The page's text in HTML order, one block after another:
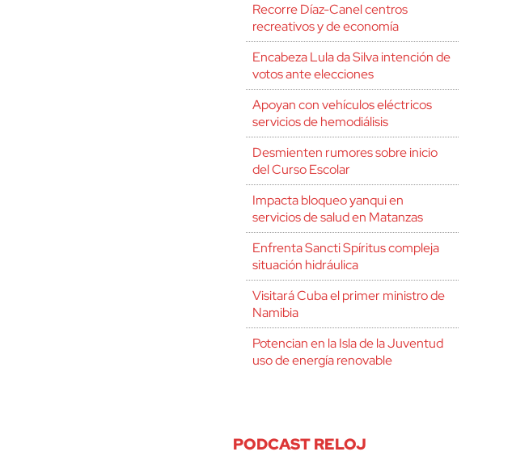
Recorre Díaz-Canel centros
recreativos y de economía
Encabeza Lula da Silva intención de
votos ante elecciones
Apoyan con vehículos eléctricos
servicios de hemodiálisis
Desmienten rumores sobre inicio
del Curso Escolar
Impacta bloqueo yanqui en
servicios de salud en Matanzas
Enfrenta Sancti Spíritus compleja
situación hidráulica
Visitará Cuba el primer ministro de
Namibia
Potencian en la Isla de la Juventud
uso de energía renovable
PODCAST RELOJ